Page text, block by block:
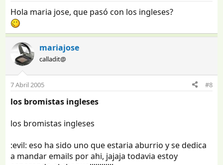
Hola maria jose, que pasó con los ingleses?
mariajose
calladit@
7 Abril 2005 #8
los bromistas ingleses
los bromistas ingleses
:evil: eso ha sido uno que estaria aburrio y se dedica
a mandar emails por ahi, jajaja todavia estoy